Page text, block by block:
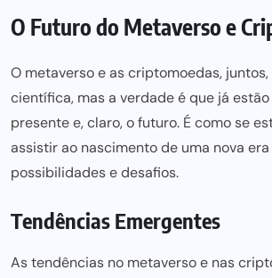
O Futuro do Metaverso e
O metaverso e as criptomoedas,
científica, mas a verdade é que já
presente e, claro, o futuro. É como se
assistir ao nascimento de uma nova
possibilidades e desafios.
Tendências Emergentes
As tendências no metaverso e nas